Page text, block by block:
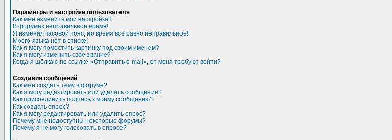
Параметры и настройки пользователя
Как мне изменить мои настройки?
В форумах неправильное время!
Я изменил часовой пояс, но время все равно неправильное!
Моего языка нет в списке!
Как я могу поместить картинку под своим именем?
Как я могу изменить свое звание?
Когда я щёлкаю по ссылке «Отправить e-mail», от меня требуют войти?
Создание сообщений
Как мне создать тему в форуме?
Как я могу редактировать или удалить сообщение?
Как присоединить подпись к моему сообщению?
Как создать опрос?
Как я могу редактировать или удалить опрос?
Почему мне недоступны некоторые форумы?
Почему я не могу голосовать в опросе?